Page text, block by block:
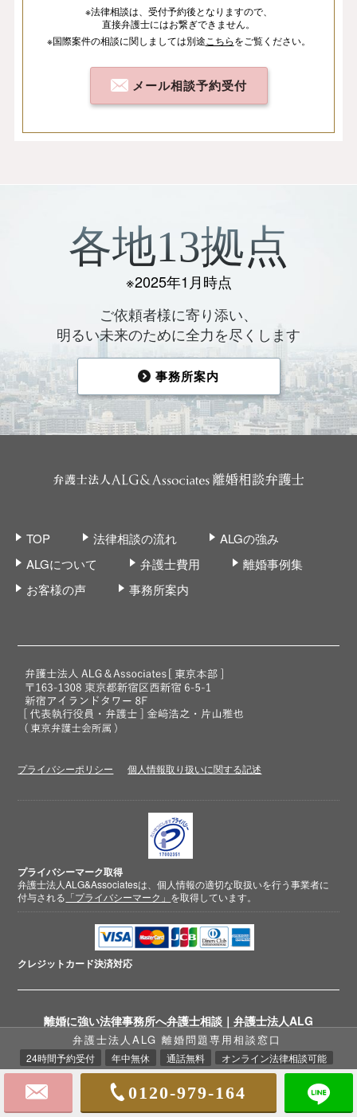
離婚に強い法律事務所へ弁護士相談｜弁護士法人ALG
※法律相談は、 受付予約後となりますので、
直接弁護士にはお繋ぎできません。
※国際案件の相談に関しましては別途 こちらをご覧ください。
メール相談予約受付
各地13拠点
※2025年1月時点
ご依頼者様に寄り添い、
明るい未来のために全力を尽くします
事務所案内
TOP 法律相談の流れ
ALGの強み
ALGについて
弁護士費用
離婚事例集
お客様の声
事務所案内
プライバシーポリシー 個人情報取り扱いに関する記述
プライバシーマーク取得
弁護士法人ALG&Associatesは、個人情報の適切な取扱いを行う事業者に
付与される 「プライバシーマーク」 を取得しています。
クレジットカード決済対応
© 2018-2026 弁護士法人ALG&Associates
弁護士法人ALG 離婚問題専用相談窓口
24時間予約受付 年中無休 通話無料 オンライン法律相談可能
0120-979-164